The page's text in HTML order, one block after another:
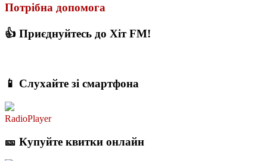
Потрібна допомога
👍 Приєднуйтесь до Хіт FM!
📱 Слухайте зі смартфона
RadioPlayer
🎫 Купуйте квитки онлайн